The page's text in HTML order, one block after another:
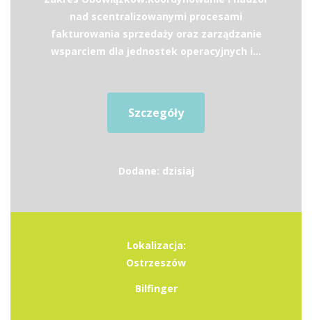
nad scentralizowanymi procesami
fakturowania sprzedaży oraz zarządzanie
wsparciem dla jednostek operacyjnych i...
Szczegóły
Dodane: dzisiaj
Lokalizacja:
Ostrzeszów
Bilfinger